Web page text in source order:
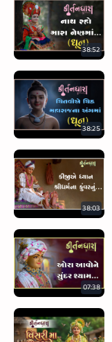
38:52
38:25
38:03
07:38